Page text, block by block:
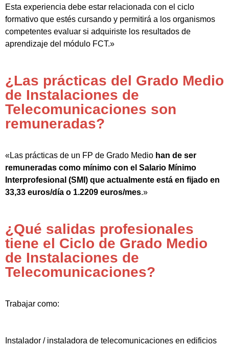
Esta experiencia debe estar relacionada con el ciclo
formativo que estés cursando y permitirá a los organismos
competentes evaluar si adquiriste los resultados de
aprendizaje del módulo FCT.»
¿Las prácticas del Grado Medio
de Instalaciones de
Telecomunicaciones son
remuneradas?
«Las prácticas de un FP de Grado Medio han de ser
remuneradas como mínimo con el Salario Mínimo
Interprofesional (SMI) que actualmente está en fijado en
33,33 euros/día o 1.2209 euros/mes.»
¿Qué salidas profesionales
tiene el Ciclo de Grado Medio
de Instalaciones de
Telecomunicaciones?
Trabajar como:
Instalador / instaladora de telecomunicaciones en edificios